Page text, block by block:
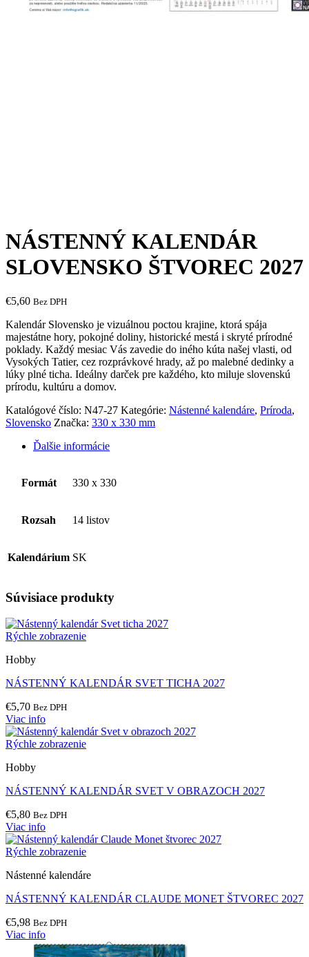
NÁSTENNÝ KALENDÁR
SLOVENSKO ŠTVOREC 2027
€5,60 Bez DPH
Kalendár Slovensko je vizuálnou poctou krajine, ktorá spája
majestátne hory, pokojné doliny, historické mestá i skryté prírodné
poklady. Každý mesiac Vás zavedie do iného kúta našej vlasti, od
Vysokých Tatier, cez rozprávkové hrady, až po malebné dedinky a
lúky plné ticha. Ideálny darček pre každého, kto miluje slovenskú
prírodu, kultúru a domov.
Katalógové číslo: N47-27 Kategórie: Nástenné kalendáre, Príroda,
Slovensko Značka: 330 x 330 mm
Ďalšie informácie
Formát 330 x 330
Rozsah 14 listov
Kalendárium SK
Súvisiace produkty
Rýchle zobrazenie
Hobby
NÁSTENNÝ KALENDÁR SVET TICHA 2027
€5,70 Bez DPH
Viac info
Rýchle zobrazenie
Hobby
NÁSTENNÝ KALENDÁR SVET V OBRAZOCH 2027
€5,80 Bez DPH
Viac info
Rýchle zobrazenie
Nástenné kalendáre
NÁSTENNÝ KALENDÁR CLAUDE MONET ŠTVOREC 2027
€5,98 Bez DPH
Viac info